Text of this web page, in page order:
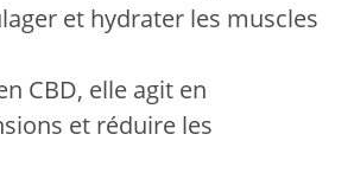
et hydrater les muscles
CBD, elle agit en
et réduire les